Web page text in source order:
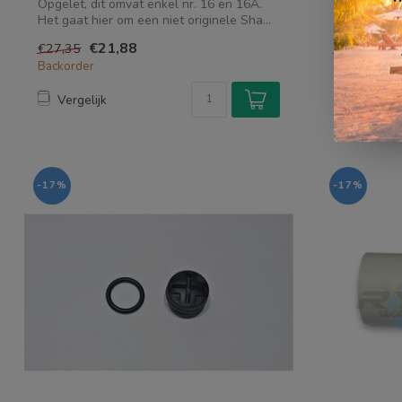
Opgelet, dit omvat enkel nr. 16 en 16A.
Het gaat hier om een niet originele Sha...
€27,35 €21,88
Backorder
Vergelijk
DAB
R00009575
€42,05
Backorder
Vergelijk
-17% -17%